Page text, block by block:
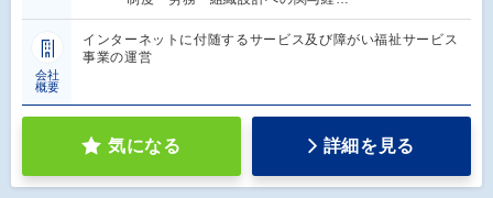
会社
概要
インターネットに付随するサービス及び障がい福祉サービス
事業の運営
気になる 詳細を見る